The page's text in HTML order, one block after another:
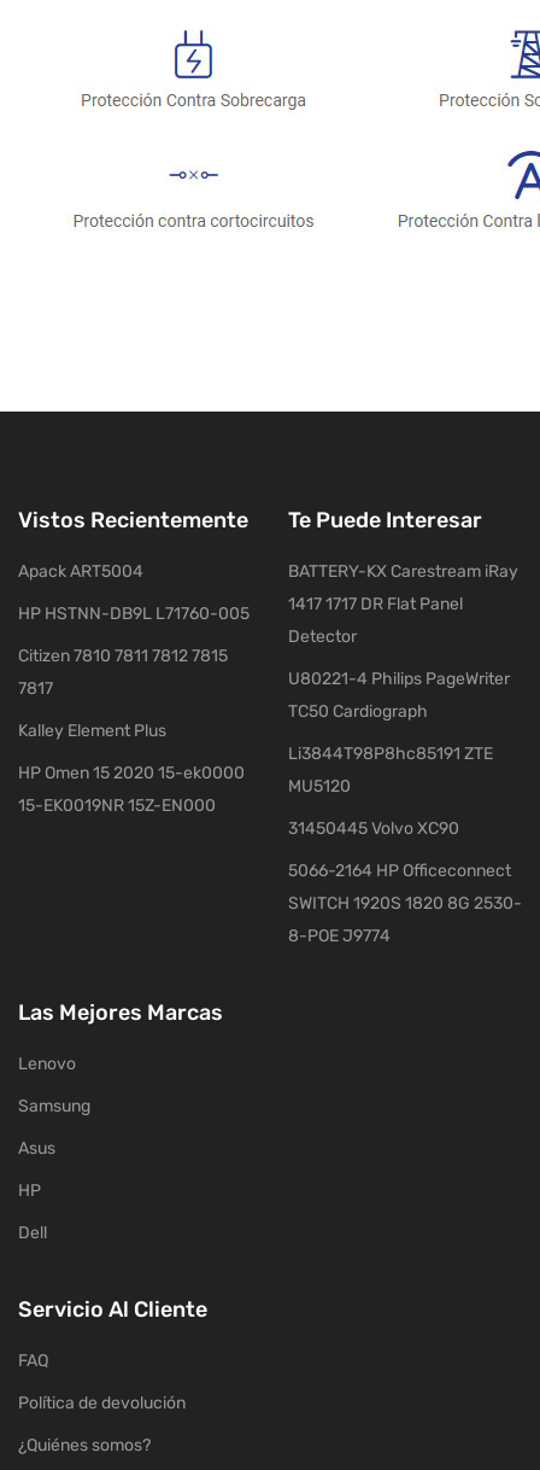
Vistos Recientemente
Apack ART5004
HP HSTNN-DB9L L71760-005
Citizen 7810 7811 7812 7815
7817
Kalley Element Plus
HP Omen 15 2020 15-ek0000
15-EK0019NR 15Z-EN000
Te Puede Interesar
BATTERY-KX Carestream iRay
1417 1717 DR Flat Panel
Detector
U80221-4 Philips PageWriter
TC50 Cardiograph
Li3844T98P8hc85191 ZTE
MU5120
31450445 Volvo XC90
5066-2164 HP Officeconnect
SWITCH 1920S 1820 8G 2530-
8-POE J9774
Las Mejores Marcas
Lenovo
Samsung
Asus
HP
Dell
Servicio Al Cliente
FAQ
Política de devolución
¿Quiénes somos?